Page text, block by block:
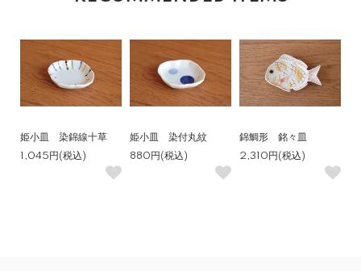
姫小皿 染錦線十草
1,045円(税込)
姫小皿 染付丸紋
880円(税込)
錦鯛形 銘々皿
2,310円(税込)